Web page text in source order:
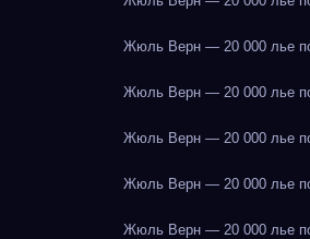
Жюль Верн — 20 000 лье
Жюль Верн — 20 000 лье
Жюль Верн — 20 000 лье
Жюль Верн — 20 000 лье
Жюль Верн — 20 000 лье